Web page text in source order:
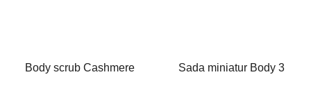
Body scrub Cashmere Sada miniatur Body 3